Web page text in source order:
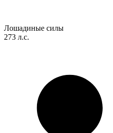
Лошадиные силы
273 л.с.